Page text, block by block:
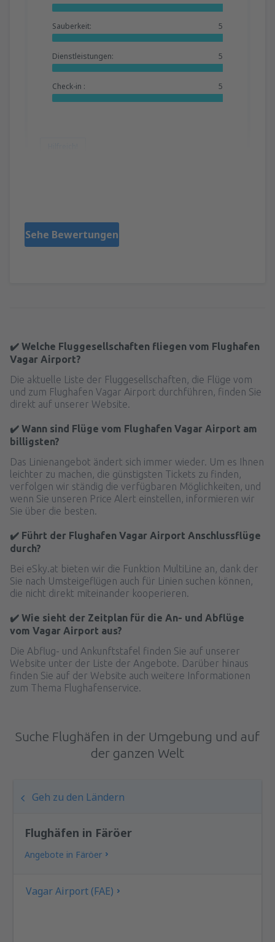
Sauberkeit: 5
Dienstleistungen: 5
Check-in : 5
Sehe Bewertungen
✔️ Welche Fluggesellschaften fliegen vom Flughafen
Vagar Airport?
Die aktuelle Liste der Fluggesellschaften, die Flüge vom
und zum Flughafen Vagar Airport durchführen, finden Sie
direkt auf unserer Website.
✔️ Wann sind Flüge vom Flughafen Vagar Airport am
billigsten?
Das Linienangebot ändert sich immer wieder. Um es Ihnen
leichter zu machen, die günstigsten Tickets zu finden,
verfolgen wir ständig die verfügbaren Möglichkeiten, und
wenn Sie unseren Price Alert einstellen, informieren wir
Sie über die besten.
✔️ Führt der Flughafen Vagar Airport Anschlussflüge
durch?
Bei eSky.at bieten wir die Funktion MultiLine an, dank der
Sie nach Umsteigeflügen auch für Linien suchen können,
die nicht direkt miteinander kooperieren.
✔️ Wie sieht der Zeitplan für die An- und Abflüge
vom Vagar Airport aus?
Die Abflug- und Ankunftstafel finden Sie auf unserer
Website unter der Liste der Angebote. Darüber hinaus
finden Sie auf der Website auch weitere Informationen
zum Thema Flughafenservice.
Suche Flughäfen in der Umgebung und auf
der ganzen Welt
Geh zu den Ländern
Flughäfen in Färöer
Angebote in Färöer
Vagar Airport (FAE)